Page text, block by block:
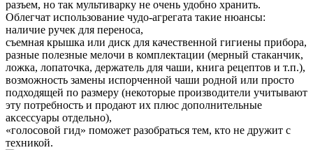
разъем, но так мультиварку не очень удобно хранить.
Облегчат использование чудо-агрегата такие нюансы:
наличие ручек для переноса,
съемная крышка или диск для качественной гигиены прибора,
разные полезные мелочи в комплектации (мерный стаканчик,
ложка, лопаточка, держатель для чаши, книга рецептов и т.п.),
возможность замены испорченной чаши родной или просто
подходящей по размеру (некоторые производители учитывают
эту потребность и продают их плюс дополнительные
аксессуары отдельно),
«голосовой гид» поможет разобраться тем, кто не дружит с
техникой.